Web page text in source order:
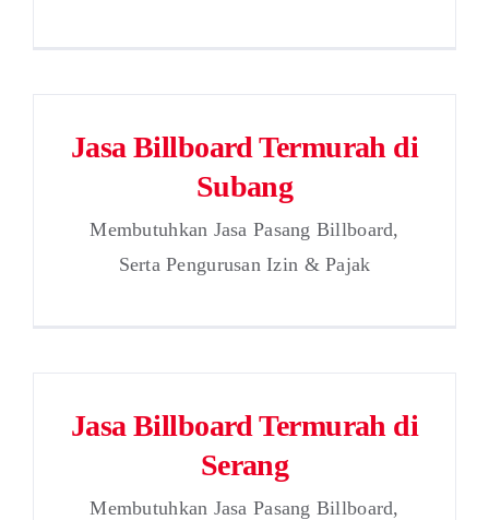
Jasa Billboard Termurah di
Subang
Membutuhkan Jasa Pasang Billboard,
Serta Pengurusan Izin & Pajak
Jasa Billboard Termurah di
Serang
Membutuhkan Jasa Pasang Billboard,